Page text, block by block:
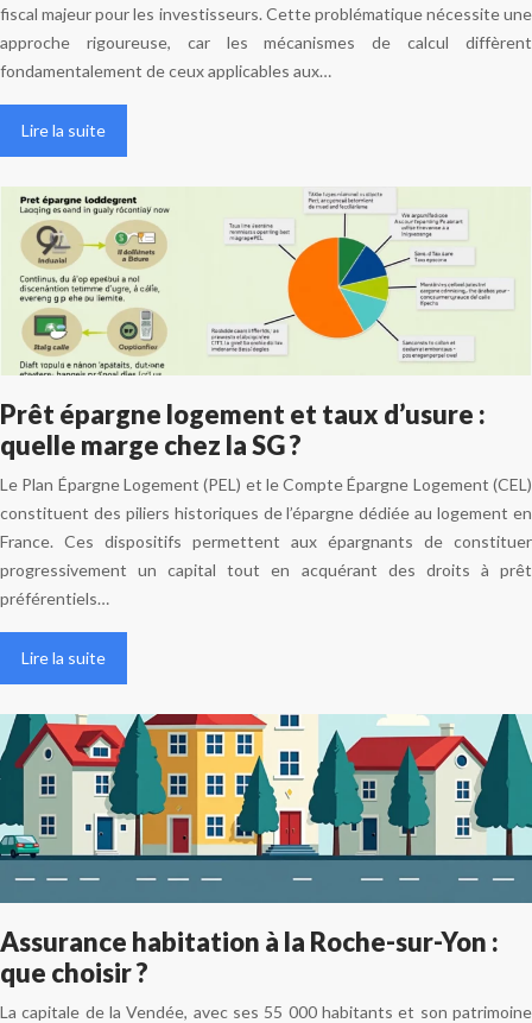
fiscal majeur pour les investisseurs. Cette problématique nécessite une
approche rigoureuse, car les mécanismes de calcul diffèrent
fondamentalement de ceux applicables aux…
Lire la suite
Prêt épargne logement et taux d’usure :
quelle marge chez la SG ?
Le Plan Épargne Logement (PEL) et le Compte Épargne Logement (CEL)
constituent des piliers historiques de l’épargne dédiée au logement en
France. Ces dispositifs permettent aux épargnants de constituer
progressivement un capital tout en acquérant des droits à prêt
préférentiels…
Lire la suite
Assurance habitation à la Roche-sur-Yon :
que choisir ?
La capitale de la Vendée, avec ses 55 000 habitants et son patrimoine